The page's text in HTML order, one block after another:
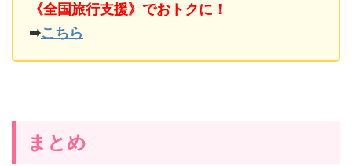
《全国旅行支援》でおトクに！
➠こちら
まとめ